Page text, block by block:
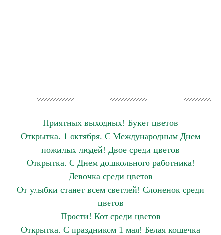
Приятных выходных! Букет цветов
Открытка. 1 октября. С Международным Днем
пожилых людей! Двое среди цветов
Открытка. С Днем дошкольного работника!
Девочка среди цветов
От улыбки станет всем светлей! Слоненок среди
цветов
Прости! Кот среди цветов
Открытка. С праздником 1 мая! Белая кошечка